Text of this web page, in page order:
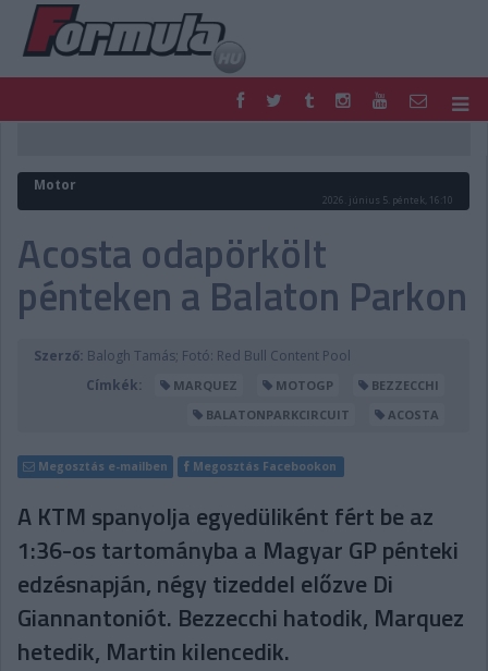
FORMULA
MOTOR
PODCAST
SHOP
TIPPJÁTÉK
DIGITÁLIS MAGAZIN
PONTÁLLÁSOK
Motor
2026. június 5. péntek, 16:10
Acosta odapörkölt
pénteken a Balaton Parkon
Szerző: Balogh Tamás; Fotó: Red Bull Content Pool
Címkék:
MARQUEZ MOTOGP
BEZZECCHI
BALATONPARKCIRCUIT
ACOSTA
Megosztás e-mailben Megosztás Facebookon
A KTM spanyolja egyedüliként fért be az
1:36-os tartományba a Magyar GP pénteki
edzésnapján, négy tizeddel előzve Di
Giannantoniót. Bezzecchi hatodik, Marquez
hetedik, Martin kilencedik.